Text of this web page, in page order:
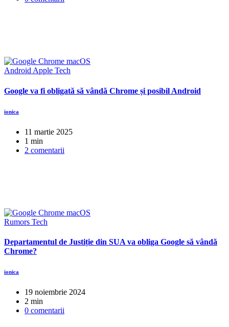
AndroidApple Tech
Google va fi obligată să vândă Chrome și posibil Android
ionica
11 martie 2025
1 min
2 comentarii
Rumors Tech
Departamentul de Justiție din SUA va obliga Google să vândă
Chrome?
ionica
19 noiembrie 2024
2 min
0 comentarii